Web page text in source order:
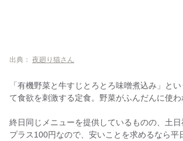
出典： 夜廻り猫さん
「有機野菜と牛すじとろとろ味噌煮込み」と
て食欲を刺激する定食。野菜がふんだんに使わ
終日同じメニューを提供しているものの、土
プラス100円なので、安いことを求めるなら平